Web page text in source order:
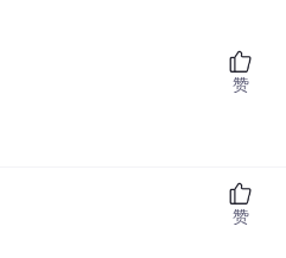
赞
赞